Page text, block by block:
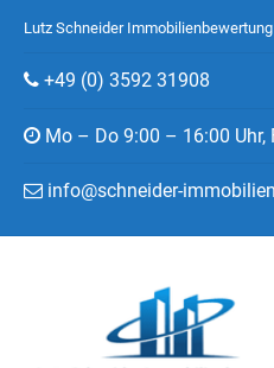
Lutz Schneider Immobilienbewertung
+49 (0) 3592 31908
Mo – Do 9:00 – 16:00 Uhr,
info@schneider-